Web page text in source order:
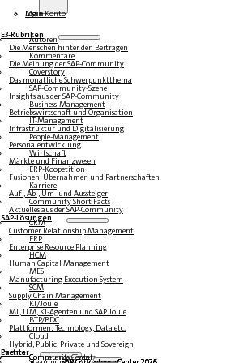
Login
Mein Konto
E3-RubrikenAutoren
Die Menschen hinter den Beiträgen
Kommentare
Die Meinung der SAP-Community
Coverstory
Das monatliche Schwerpunktthema
SAP-Community-Szene
Insights aus der SAP-Community
Business-Management
Betriebswirtschaft und Organisation
IT-Management
Infrastruktur und Digitalisierung
People-Management
Personalentwicklung
Wirtschaft
Märkte und Finanzwesen
ERP-Koopetition
Fusionen, Übernahmen und Partnerschaften
Karriere
Auf-, Ab-, Um- und Aussteiger
Community Short Facts
Aktuelles aus der SAP-Community
SAP-Lösungen
CRM
Customer Relationship Management
ERP
Enterprise Resource Planning
HCM
Human Capital Management
MES
Manufacturing Execution System
SCM
Supply Chain Management
KI/Joule
ML, LLM, KI-Agenten und SAP Joule
BTP/BDC
Plattformen: Technology, Data etc.
Cloud
Hybrid, Public, Private und Sovereign
Partner
Events Community-Events
Competence Center